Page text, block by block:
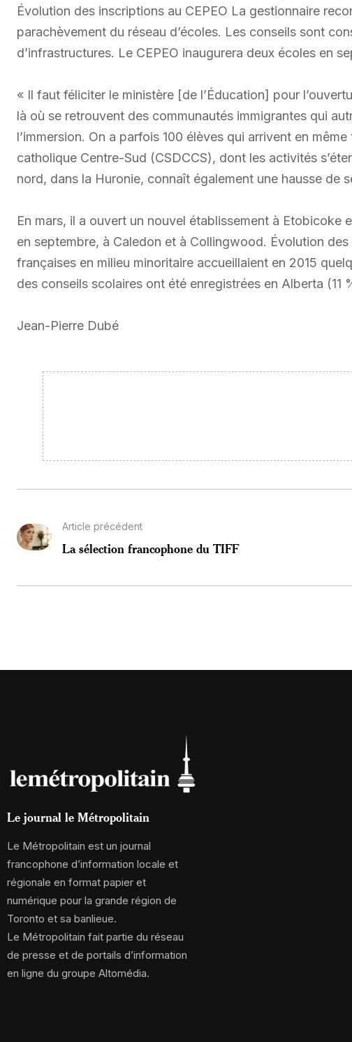
Évolution des inscriptions au CEPEO La gestionnaire
parachèvement du réseau d’écoles. Les conseils sont
d’infrastructures. Le CEPEO inaugurera deux écoles en
« Il faut féliciter le ministère [de l’Éducation] pour
là où se retrouvent des communautés immigrantes qui
l’immersion. On a parfois 100 élèves qui arrivent en
catholique Centre-Sud (CSDCCS), dont les activités
nord, dans la Huronie, connaît également une hausse de
En mars, il a ouvert un nouvel établissement à Etobicoke
en septembre, à Caledon et à Collingwood. Évolution
françaises en milieu minoritaire accueillaient en 2015
des conseils scolaires ont été enregistrées en Alberta (11
Jean-Pierre Dubé
Article précédent
La sélection francophone du TIFF
Le journal le Métropolitain
Le Métropolitain est un journal
francophone d’information locale et
régionale en format papier et
numérique pour la grande région de
Toronto et sa banlieue.
Le Métropolitain fait partie du réseau
de presse et de portails d’information
en ligne du groupe Altomédia.